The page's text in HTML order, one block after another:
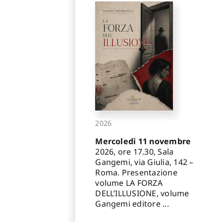
2026
Mercoledì 11 novembre
2026, ore 17.30, Sala
Gangemi, via Giulia, 142 –
Roma. Presentazione
volume LA FORZA
DELL’ILLUSIONE, volume
Gangemi editore ...